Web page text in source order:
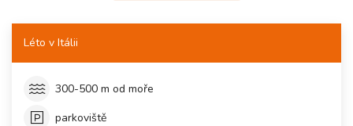
Léto v Itálii
300-500 m od moře
parkoviště